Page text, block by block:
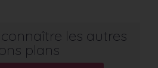
les autres
plans